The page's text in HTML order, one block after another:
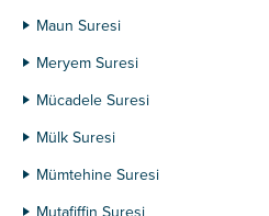
Maun Suresi
Meryem Suresi
Mücadele Suresi
Mülk Suresi
Mümtehine Suresi